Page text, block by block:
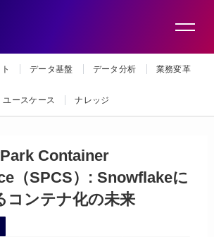
データ基盤 データ分析 業務変革
ユースケース ナレッジ
Container
（SPCS）: Snowflakeに
コンテナ化の未来